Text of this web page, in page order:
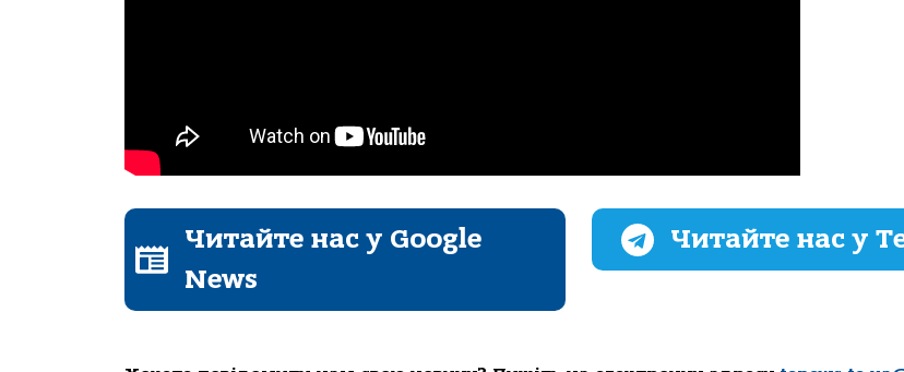
Читайте нас у Google
News
Читайте нас у